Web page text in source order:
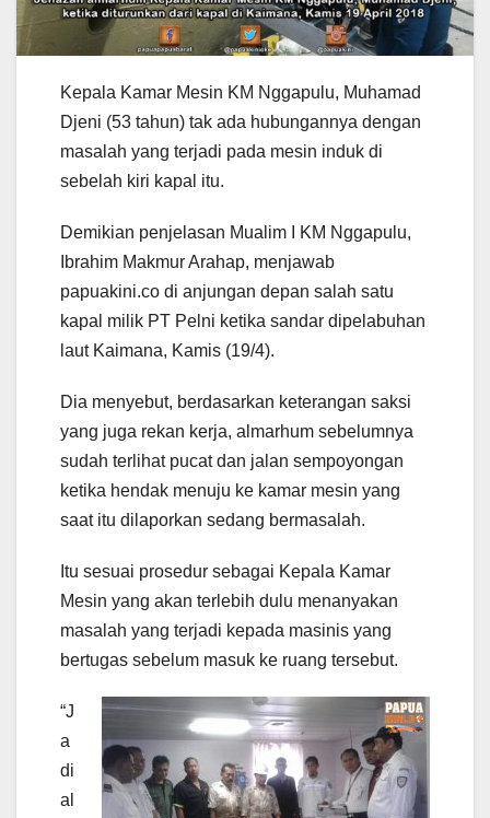
Kepala Kamar Mesin KM Nggapulu, Muhamad
Djeni (53 tahun) tak ada hubungannya dengan
masalah yang terjadi pada mesin induk di
sebelah kiri kapal itu.
Demikian penjelasan Mualim I KM Nggapulu,
Ibrahim Makmur Arahap, menjawab
papuakini.co di anjungan depan salah satu
kapal milik PT Pelni ketika sandar dipelabuhan
laut Kaimana, Kamis (19/4).
Dia menyebut, berdasarkan keterangan saksi
yang juga rekan kerja, almarhum sebelumnya
sudah terlihat pucat dan jalan sempoyongan
ketika hendak menuju ke kamar mesin yang
saat itu dilaporkan sedang bermasalah.
Itu sesuai prosedur sebagai Kepala Kamar
Mesin yang akan terlebih dulu menanyakan
masalah yang terjadi kepada masinis yang
bertugas sebelum masuk ke ruang tersebut.
“J
a
di
al